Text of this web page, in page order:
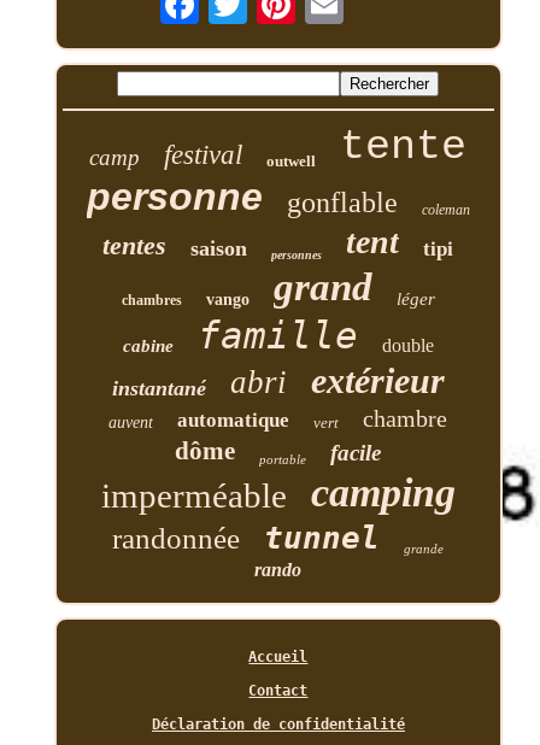
camp festival outwell tente
personne gonflable coleman
tentes saison personnes tent tipi
chambres vango grand léger
cabine famille double
instantané abri extérieur
auvent automatique vert chambre
dôme portable facile
imperméable camping
randonnée tunnel grande
rando
Accueil
Contact
Déclaration de confidentialité